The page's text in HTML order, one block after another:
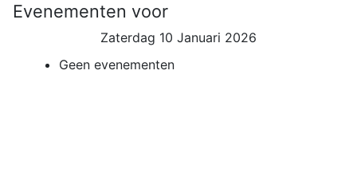
Evenementen voor
Zaterdag 10 Januari 2026
Geen evenementen